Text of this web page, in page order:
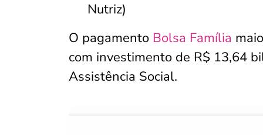
Nutriz)
O pagamento Bolsa Família
com investimento de R$ 13,64
Assistência Social.